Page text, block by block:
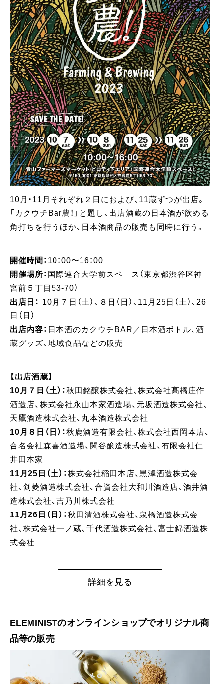
10月・11月それぞれ２日におよび、11蔵ずつが出店。
「カクウチBar農！」と題し、出店酒蔵の日本酒が飲める
角打ちを行うほか、日本酒商品の販売も同時に行う。
開催時間： 10：00〜16：00
開催場所： 国際連合大学前スペース（東京都渋谷区神
宮前５丁目53-70）
出店日： 10月７日（土）、８日（日）、11月25日（土）、26
日（日）
出店内容： 日本酒のカクウチBAR／日本酒ボトル、酒
蔵グッズ、地域食品などの販売
【出店酒蔵】
10月７日（土）：秋田銘醸株式会社、株式会社髙橋庄作
酒造店、株式会社永山本家酒造場、元坂酒造株式会社、
天鷹酒造株式会社、丸本酒造株式会社
10月８日（日）：秋鹿酒造有限会社、株式会社西岡本店、
合名会社森喜酒造場、関谷醸造株式会社、有限会社仁
井田本家
11月25日（土）：株式会社稲田本店、黒澤酒造株式会
社、剣菱酒造株式会社、合資会社大和川酒造店、酒井酒
造株式会社、吉乃川株式会社
11月26日（日）：秋田清酒株式会社、泉橋酒造株式会
社、株式会社一ノ蔵、千代酒造株式会社、富士錦酒造株
式会社
詳細を見る
ELEMINISTのオンラインショップでオリジナル商
品等の販売